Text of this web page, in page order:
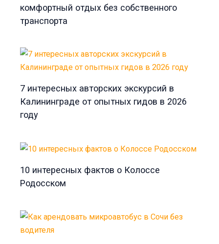
комфортный отдых без собственного
транспорта
7 интересных авторских экскурсий в
Калининграде от опытных гидов в 2026
году
10 интересных фактов о Колоссе
Родосском